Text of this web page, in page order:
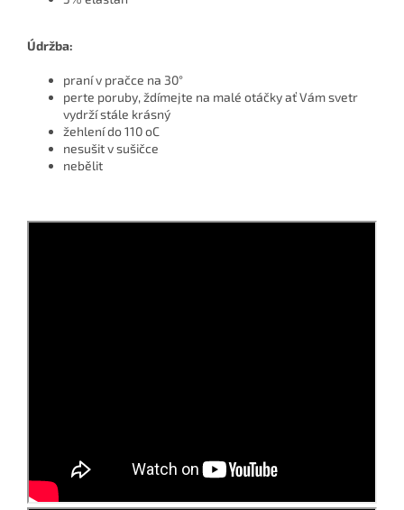
Údržba:
praní v pračce na 30°
perte poruby, ždímejte na malé otáčky ať Vám svetr
vydrží stále krásný
žehlení do 110 oC
nesušit v sušičce
nebělit